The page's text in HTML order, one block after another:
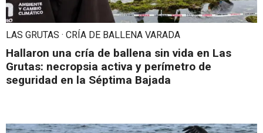
LAS GRUTAS · CRÍA DE BALLENA VARADA
Hallaron una cría de ballena sin vida en Las
Grutas: necropsia activa y perímetro de
seguridad en la Séptima Bajada